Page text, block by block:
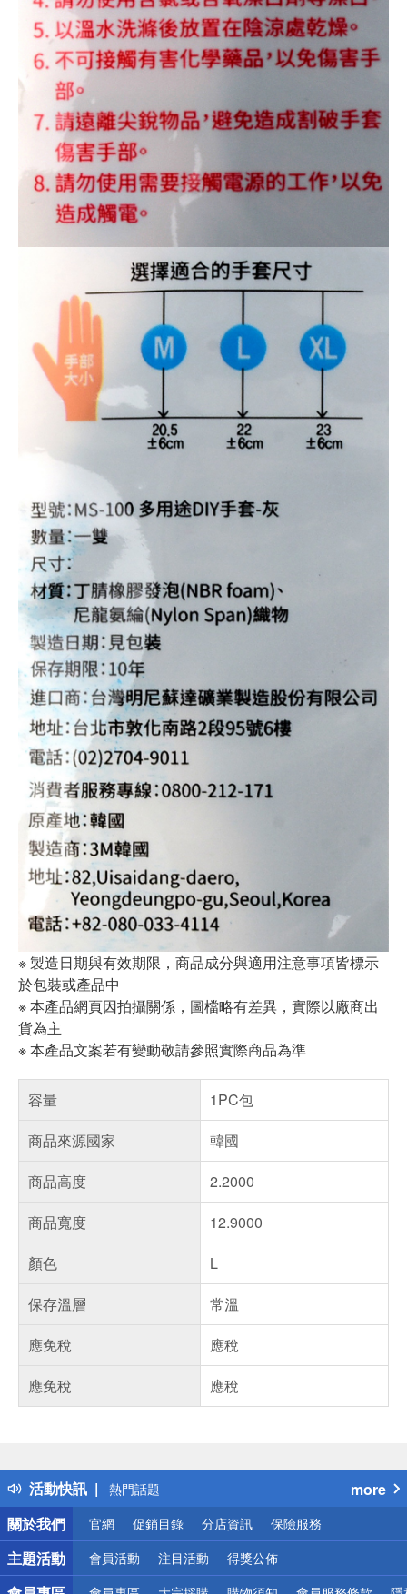
※ 製造日期與有效期限，商品成分與適用注意事項皆標示
於包裝或產品中
※ 本產品網頁因拍攝關係，圖檔略有差異，實際以廠商出
貨為主
※ 本產品文案若有變動敬請參照實際商品為準
容量
1PC包
商品來源國家
韓國
商品高度
2.2000
商品寬度
12.9000
顏色
L
保存溫層
常溫
應免稅
應稅
應免稅
應稅
活動快訊
得獎公告
熱門話題
銀行優惠
偏遠地區配送
詐騙網頁！請小心！
more
關於我們
官網 促銷目錄 分店資訊 保險服務
主題活動 會員活動 注目活動 得獎公佈